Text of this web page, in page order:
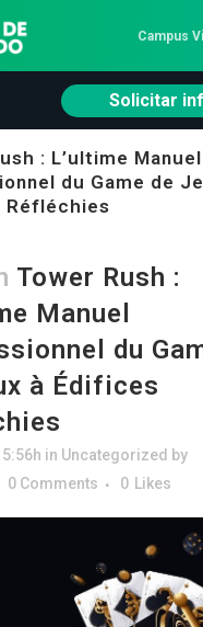
Campus
Solicitar
: L’ultime Manuel
du Game de
Réfléchies
Tower Rush :
Manuel
du
à Édifices
in Uncategorized by
0 Comments 0 Likes